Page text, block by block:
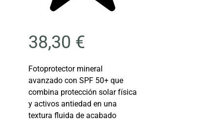
38,30 €
Fotoprotector mineral
avanzado con SPF 50+ que
combina protección solar física
y activos antiedad en una
textura fluida de acabado